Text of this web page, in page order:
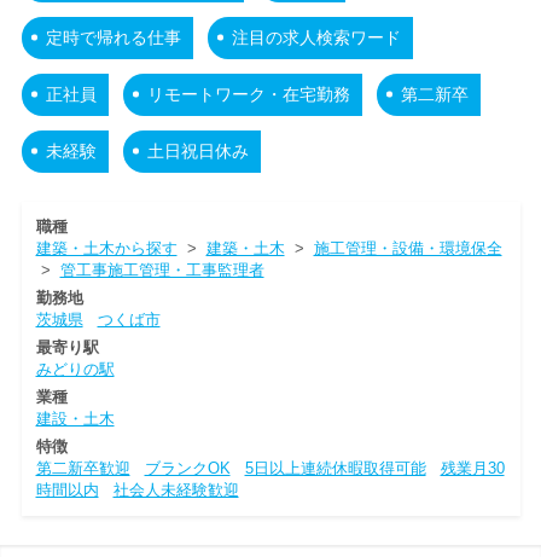
定時で帰れる仕事 注目の求人検索ワード
正社員 リモートワーク・在宅勤務 第二新卒
未経験 土日祝日休み
職種
建築・土木から探す > 建築・土木 > 施工管理・設備・環境保全
> 管工事施工管理・工事監理者
勤務地
茨城県
つくば市
最寄り駅
みどりの駅
業種
建設・土木
特徴
第二新卒歓迎
ブランクOK 5日以上連続休暇取得可能
残業月30
時間以内
社会人未経験歓迎